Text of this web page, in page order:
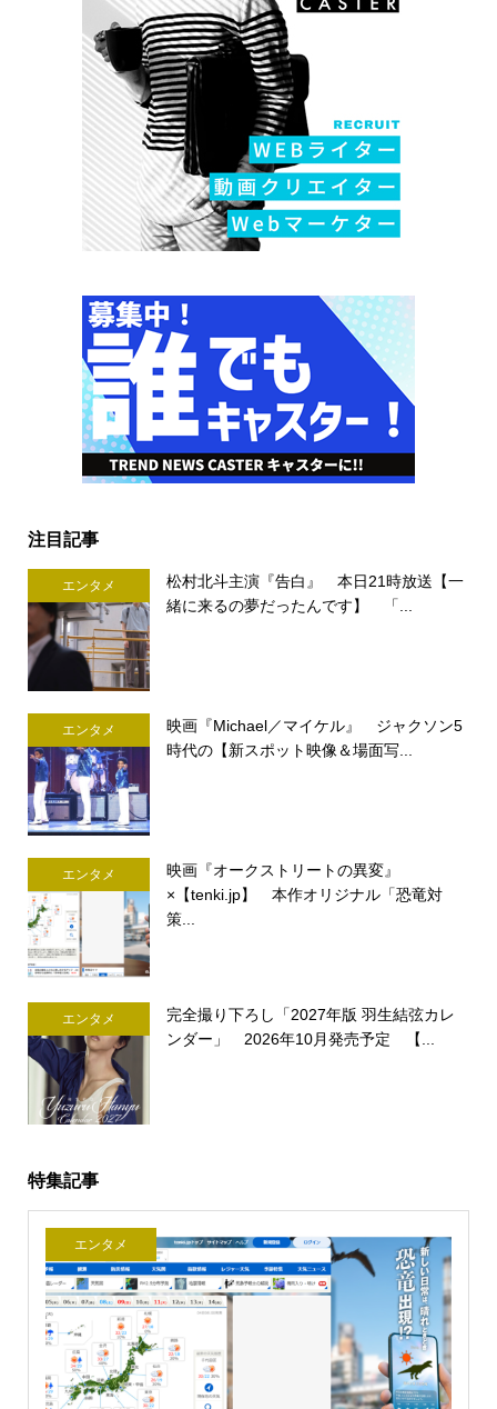
注目記事
エンタメ
松村北斗主演『告白』 本日21時放送【一
緒に来るの夢だったんです】 「...
エンタメ
映画『Michael／マイケル』 ジャクソン5
時代の【新スポット映像＆場面写...
エンタメ
映画『オークストリートの異変』
×【tenki.jp】 本作オリジナル「恐竜対
策...
エンタメ
完全撮り下ろし「2027年版 羽生結弦カレ
ンダー」 2026年10月発売予定 【...
特集記事
エンタメ